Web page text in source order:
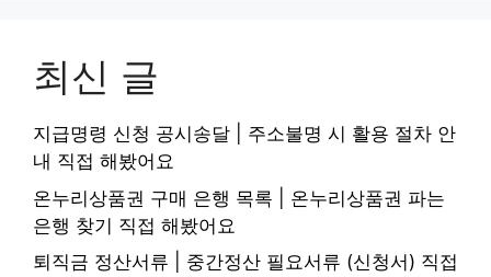
최신 글
지급명령 신청 공시송달 | 주소불명 시 활용 절차 안
내 직접 해봤어요
온누리상품권 구매 은행 목록 | 온누리상품권 파는
은행 찾기 직접 해봤어요
퇴직금 정산서류 | 중간정산 필요서류 (신청서) 직접